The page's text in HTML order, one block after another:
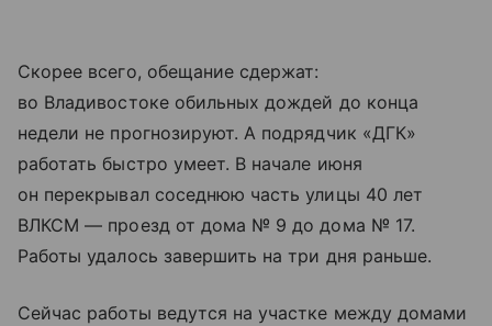
Скорее всего, обещание сдержат:
во Владивостоке обильных дождей до конца
недели не прогнозируют. А подрядчик «ДГК»
работать быстро умеет. В начале июня
он перекрывал соседнюю часть улицы 40 лет
ВЛКСМ — проезд от дома № 9 до дома № 17.
Работы удалось завершить на три дня раньше.
Сейчас работы ведутся на участке между домами